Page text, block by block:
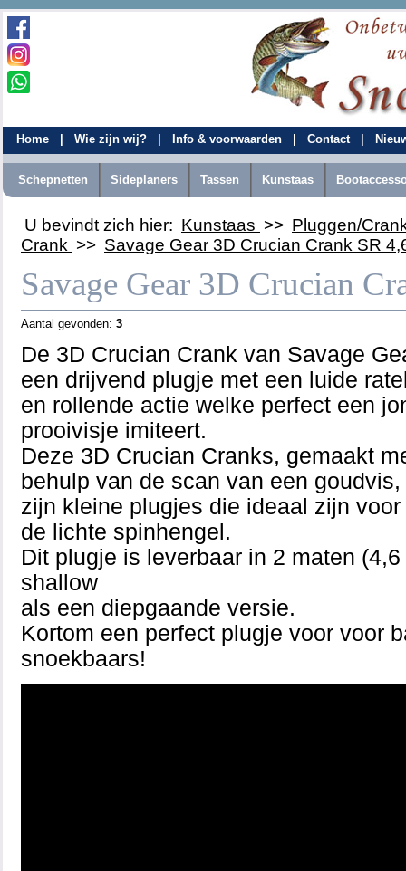
Home Wie zijn wij? Info & voorwaarden Contact
Schepnetten Sideplaners Tassen Kunstaas
U bevindt zich hier: Kunstaas >> Pluggen/
Crank >> Savage Gear 3D Crucian Crank SR
Savage Gear 3D Crucian
Aantal gevonden: 3
De 3D Crucian Crank van Savage
een drijvend plugje met een luide
en rollende actie welke perfect een
prooivisje imiteert.
Deze 3D Crucian Cranks, gemaakt
behulp van de scan van een goudvis,
zijn kleine plugjes die ideaal zijn voor
de lichte spinhengel.
Dit plugje is leverbaar in 2 maten
shallow
als een diepgaande versie.
Kortom een perfect plugje voor voor
snoekbaars!